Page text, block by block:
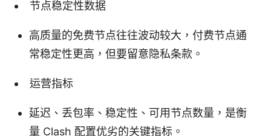
节点稳定性数据
高质量的免费节点往往波动较大，付费节点通
常稳定性更高，但要留意隐私条款。
运营指标
延迟、丢包率、稳定性、可用节点数量，是衡
量 Clash 配置优劣的关键指标。